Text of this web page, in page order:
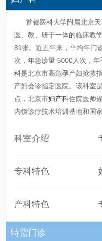
首都医科大学附属北京天
医、教、研于一体的临床教
81张。近五年来，平均年门
次，年急诊量 5000人次，
科是北京市高危孕产妇抢救
产妇会诊指定医院。该科室
点，北京市妇产科住院医师
内镜诊疗技术培训基地和国
科室介绍
专科特色
产科特色
特需门诊